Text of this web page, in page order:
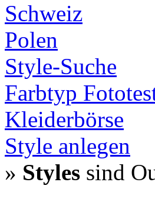
Schweiz
Polen
Style-Suche
Farbtyp
Kleiderbörse
Style anlegen
» Styles sind